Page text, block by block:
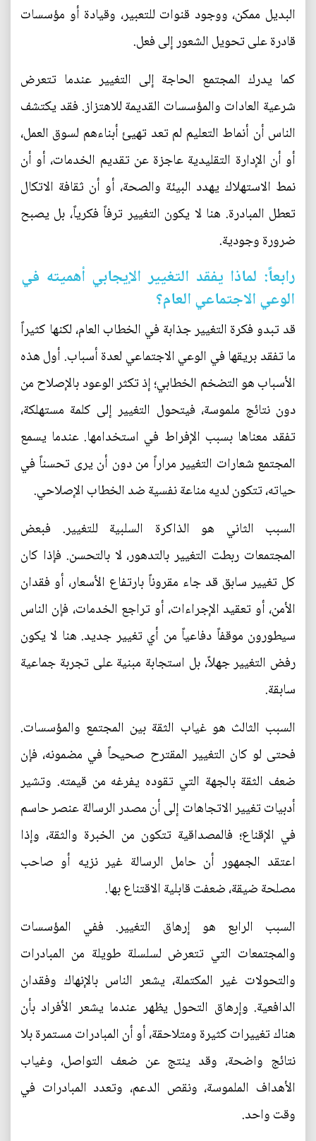
البديل ممكن، ووجود قنوات للتعبير، وقيادة أو مؤسسات
قادرة على تحويل الشعور إلى فعل.
كما يدرك المجتمع الحاجة إلى التغيير عندما تتعرض
شرعية العادات والمؤسسات القديمة للاهتزاز. فقد يكتشف
الناس أن أنماط التعليم لم تعد تهيئ أبناءهم لسوق العمل،
أو أن الإدارة التقليدية عاجزة عن تقديم الخدمات، أو أن
نمط الاستهلاك يهدد البيئة والصحة، أو أن ثقافة الاتكال
تعطل المبادرة. هنا لا يكون التغيير ترفاً فكرياً، بل يصبح
ضرورة وجودية.
رابعاً: لماذا يفقد التغيير الإيجابي أهميته في
الوعي الاجتماعي العام؟
قد تبدو فكرة التغيير جذابة في الخطاب العام، لكنها كثيراً
ما تفقد بريقها في الوعي الاجتماعي لعدة أسباب. أول هذه
الأسباب هو التضخم الخطابي؛ إذ تكثر الوعود بالإصلاح من
دون نتائج ملموسة، فيتحول التغيير إلى كلمة مستهلكة،
تفقد معناها بسبب الإفراط في استخدامها. عندما يسمع
المجتمع شعارات التغيير مراراً من دون أن يرى تحسناً في
حياته، تتكون لديه مناعة نفسية ضد الخطاب الإصلاحي.
السبب الثاني هو الذاكرة السلبية للتغيير. فبعض
المجتمعات ربطت التغيير بالتدهور، لا بالتحسن. فإذا كان
كل تغيير سابق قد جاء مقروناً بارتفاع الأسعار، أو فقدان
الأمن، أو تعقيد الإجراءات، أو تراجع الخدمات، فإن الناس
سيطورون موقفاً دفاعياً من أي تغيير جديد. هنا لا يكون
رفض التغيير جهلاً، بل استجابة مبنية على تجربة جماعية
سابقة.
السبب الثالث هو غياب الثقة بين المجتمع والمؤسسات.
فحتى لو كان التغيير المقترح صحيحاً في مضمونه، فإن
ضعف الثقة بالجهة التي تقوده يفرغه من قيمته. وتشير
أدبيات تغيير الاتجاهات إلى أن مصدر الرسالة عنصر حاسم
في الإقناع؛ فالمصداقية تتكون من الخبرة والثقة، وإذا
اعتقد الجمهور أن حامل الرسالة غير نزيه أو صاحب
مصلحة ضيقة، ضعفت قابلية الاقتناع بها.
السبب الرابع هو إرهاق التغيير. ففي المؤسسات
والمجتمعات التي تتعرض لسلسلة طويلة من المبادرات
والتحولات غير المكتملة، يشعر الناس بالإنهاك وفقدان
الدافعية. وإرهاق التحول يظهر عندما يشعر الأفراد بأن
هناك تغييرات كثيرة ومتلاحقة، أو أن المبادرات مستمرة بلا
نتائج واضحة، وقد ينتج عن ضعف التواصل، وغياب
الأهداف الملموسة، ونقص الدعم، وتعدد المبادرات في
وقت واحد.